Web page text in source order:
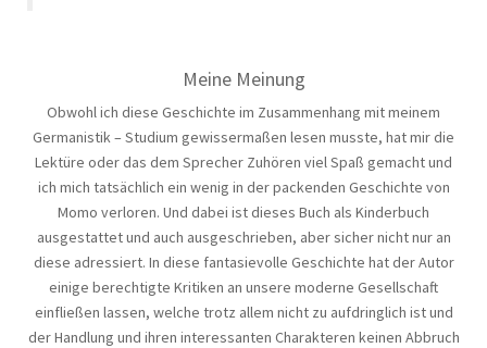
Meine Meinung
Obwohl ich diese Geschichte im Zusammenhang mit meinem
Germanistik – Studium gewissermaßen lesen musste, hat mir die
Lektüre oder das dem Sprecher Zuhören viel Spaß gemacht und
ich mich tatsächlich ein wenig in der packenden Geschichte von
Momo verloren. Und dabei ist dieses Buch als Kinderbuch
ausgestattet und auch ausgeschrieben, aber sicher nicht nur an
diese adressiert. In diese fantasievolle Geschichte hat der Autor
einige berechtigte Kritiken an unsere moderne Gesellschaft
einfließen lassen, welche trotz allem nicht zu aufdringlich ist und
der Handlung und ihren interessanten Charakteren keinen Abbruch